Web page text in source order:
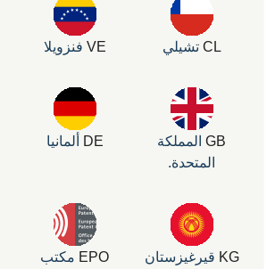
BD VE
MY DE
المملكة
CA EPO
مكتب